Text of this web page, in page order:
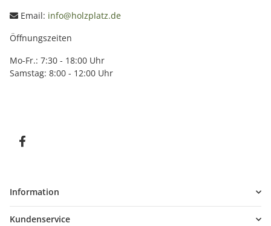
Email: info@holzplatz.de
Öffnungszeiten
Mo-Fr.: 7:30 - 18:00 Uhr
Samstag: 8:00 - 12:00 Uhr
Information
Kundenservice